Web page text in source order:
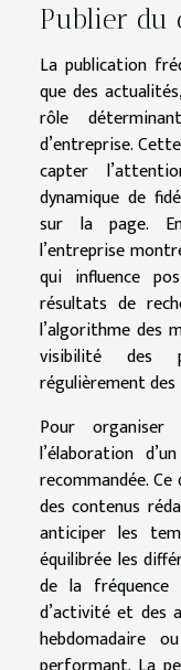
Publier du
La publication
que des
rôle
d’entreprise.
capter
dynamique de
sur la page.
l’entreprise
qui influence
résultats de
l’algorithme des
visibilité des
régulièrement
Pour organiser
l’élaboration
recommandée.
des contenus
anticiper les
équilibrée les
de la fréquence
d’activité et des
hebdomadaire